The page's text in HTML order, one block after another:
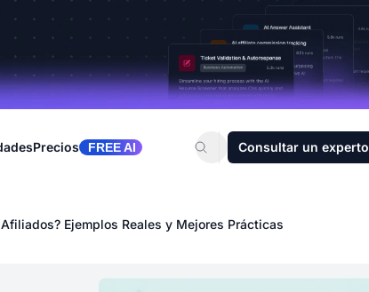
Precios FREE AI Consultar un experto
Ejemplos Reales y Mejores Prácticas